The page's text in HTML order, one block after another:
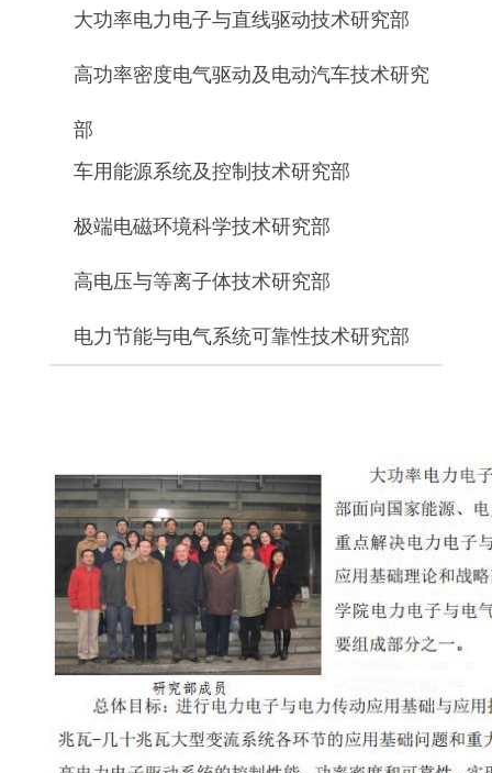
大功率电力电子与直线驱动技术研究部
高功率密度电气驱动及电动汽车技术研究
部
车用能源系统及控制技术研究部
极端电磁环境科学技术研究部
高电压与等离子体技术研究部
电力节能与电气系统可靠性技术研究部